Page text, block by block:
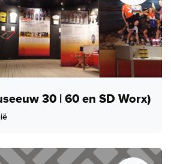
30 | 60 en SD Worx)